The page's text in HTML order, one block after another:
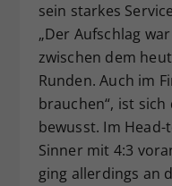
sein starkes
„Der Aufschlag
zwischen dem
Runden. Auch im
brauchen“, ist
bewusst. Im
Sinner mit 4:3
ging allerdings an